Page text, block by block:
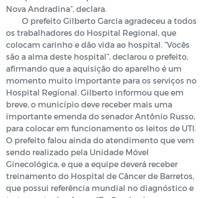
Nova Andradina”, declara.
O prefeito Gilberto Garcia agradeceu a todos
os trabalhadores do Hospital Regional, que
colocam carinho e dão vida ao hospital. “Vocês
são a alma deste hospital”, declarou o prefeito,
afirmando que a aquisição do aparelho é um
momento muito importante para os serviços no
Hospital Regional. Gilberto informou que em
breve, o município deve receber mais uma
importante emenda do senador Antônio Russo,
para colocar em funcionamento os leitos de UTI.
O prefeito falou ainda do atendimento que vem
sendo realizado pela Unidade Móvel
Ginecológica, e que a equipe deverá receber
treinamento do Hospital de Câncer de Barretos,
que possui referência mundial no diagnóstico e